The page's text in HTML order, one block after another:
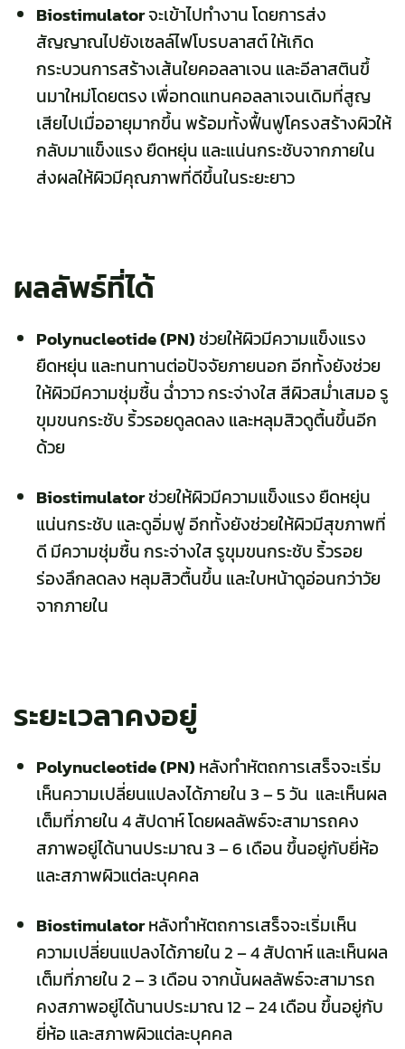
Biostimulatorจะเข้าไปทำงาน โดยการส่ง
สัญญาณไปยังเซลล์ไฟโบรบลาสต์ ให้เกิด
กระบวนการสร้างเส้นใยคอลลาเจน และอีลาสตินขึ้
นมาใหม่โดยตรง เพื่อทดแทนคอลลาเจนเดิมที่สูญ
เสียไปเมื่ออายุมากขึ้น พร้อมทั้งฟื้นฟูโครงสร้างผิวให้
กลับมาแข็งแรง ยืดหยุ่น และแน่นกระชับจากภายใน
ส่งผลให้ผิวมีคุณภาพที่ดีขึ้นในระยะยาว
ผลลัพธ์ที่ได้
Polynucleotide (PN)ช่วยให้ผิวมีความแข็งแรง
ยืดหยุ่น และทนทานต่อปัจจัยภายนอก อีกทั้งยังช่วย
ให้ผิวมีความชุ่มชื้น ฉ่ำวาว กระจ่างใส สีผิวสม่ำเสมอ รู
ขุมขนกระชับ ริ้วรอยดูลดลง และหลุมสิวดูตื้นขึ้นอีก
ด้วย
Biostimulatorช่วยให้ผิวมีความแข็งแรง ยืดหยุ่น
แน่นกระชับ และดูอิ่มฟู อีกทั้งยังช่วยให้ผิวมีสุขภาพที่
ดี มีความชุ่มชื้น กระจ่างใส รูขุมขนกระชับ ริ้วรอย
ร่องลึกลดลง หลุมสิวตื้นขึ้น และใบหน้าดูอ่อนกว่าวัย
จากภายใน
ระยะเวลาคงอยู่
Polynucleotide (PN)หลังทำหัตถการเสร็จจะเริ่ม
เห็นความเปลี่ยนแปลงได้ภายใน 3 – 5 วัน และเห็นผล
เต็มที่ภายใน 4 สัปดาห์ โดยผลลัพธ์จะสามารถคง
สภาพอยู่ได้นานประมาณ 3 – 6 เดือน ขึ้นอยู่กับยี่ห้อ
และสภาพผิวแต่ละบุคคล
Biostimulatorหลังทำหัตถการเสร็จจะเริ่มเห็น
ความเปลี่ยนแปลงได้ภายใน 2 – 4 สัปดาห์ และเห็นผล
เต็มที่ภายใน 2 – 3 เดือน จากนั้นผลลัพธ์จะสามารถ
คงสภาพอยู่ได้นานประมาณ 12 – 24 เดือน ขึ้นอยู่กับ
ยี่ห้อ และสภาพผิวแต่ละบุคคล